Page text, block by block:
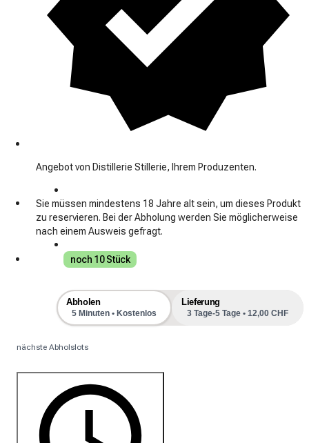
Angebot von Distillerie Stillerie, Ihrem Produzenten.
Sie müssen mindestens 18 Jahre alt sein, um dieses Produkt
zu reservieren. Bei der Abholung werden Sie möglicherweise
nach einem Ausweis gefragt.
noch 10 Stück
Abholen
5 Minuten • Kostenlos
Lieferung
3 Tage-5 Tage • 12,00 CHF
nächste Abholslots